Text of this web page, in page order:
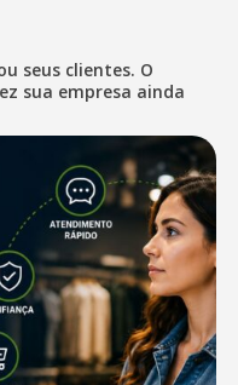
seus clientes. O
sua empresa ainda